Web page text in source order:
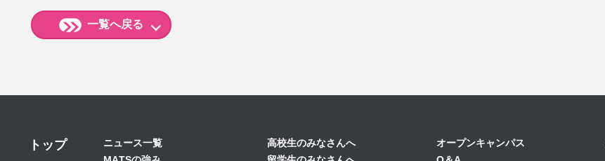
一覧へ戻る
トップ
ニュース一覧
高校生のみなさんへ
オープンキャンパス